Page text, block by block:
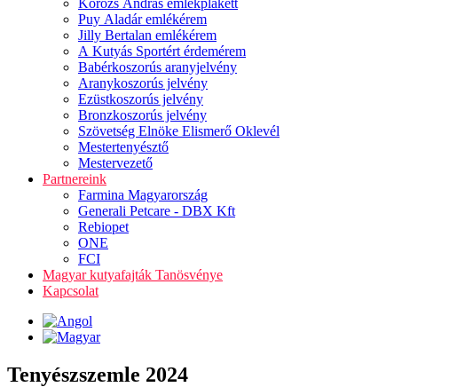
Korózs András emlékplakett
Puy Aladár emlékérem
Jilly Bertalan emlékérem
A Kutyás Sportért érdemérem
Babérkoszorús aranyjelvény
Aranykoszorús jelvény
Ezüstkoszorús jelvény
Bronzkoszorús jelvény
Szövetség Elnöke Elismerő Oklevél
Mestertenyésztő
Mestervezető
Partnereink
Farmina Magyarország
Generali Petcare - DBX Kft
Rebiopet
ONE
FCI
Magyar kutyafajták Tanösvénye
Kapcsolat
Tenyészszemle 2024